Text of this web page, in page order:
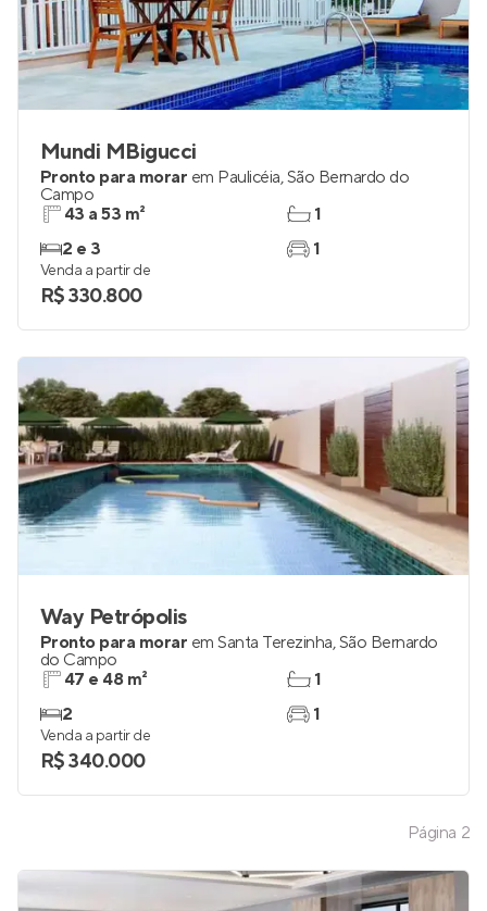
Página 2
Mundi MBigucci
Pronto para morar em Paulicéia,São Bernardo do
Campo
43 a 53 m²
2 e 3
1
1
Venda a partir de
R$ 330.800
Way Petrópolis
Pronto para morar em Santa Terezinha,São Bernardo
do Campo
47 e 48 m²
2
1
1
Venda a partir de
R$ 340.000